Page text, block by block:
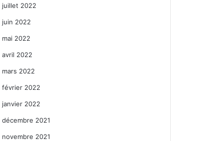
juillet 2022
juin 2022
mai 2022
avril 2022
mars 2022
février 2022
janvier 2022
décembre 2021
novembre 2021